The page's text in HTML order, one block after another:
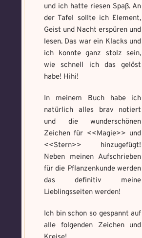
und ich hatte riesen Spaß. An
der Tafel sollte ich Element,
Geist und Nacht erspüren und
lesen. Das war ein Klacks und
ich konnte ganz stolz sein,
wie schnell ich das gelöst
habe! Hihi!
In meinem Buch habe ich
natürlich alles brav notiert
und die wunderschönen
Zeichen für <<Magie>> und
<<Stern>> hinzugefügt!
Neben meinen Aufschrieben
für die Pflanzenkunde werden
das definitiv meine
Lieblingsseiten werden!
Ich bin schon so gespannt auf
alle folgenden Zeichen und
Mandala senden
Max file size: 9.08 MB. | Allowed file
number of file: 1
Select Files
Absenden
hier:
Memory Screenshot
senden
Max file size: 9.08 MB. | Allowed file
number of file: 1
Datei wählen
Absenden
Absenden